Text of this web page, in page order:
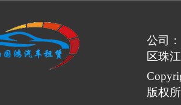
公司
区珠
版权